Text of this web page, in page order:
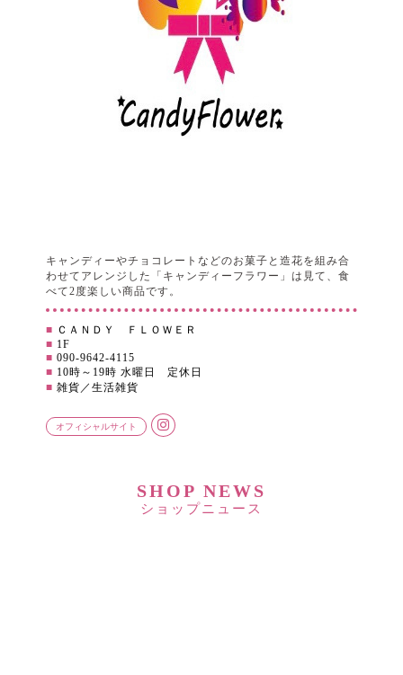
キャンディーやチョコレートなどのお菓子と造花を組み合
わせてアレンジした「キャンディーフラワー」は見て、食
べて2度楽しい商品です。
■ ＣＡＮＤＹ ＦＬＯＷＥＲ
■ 1F
■ 090-9642-4115
■ 10時～19時 水曜日 定休日
■ 雑貨／生活雑貨
オフィシャルサイト
SHOP NEWS
ショップニュース